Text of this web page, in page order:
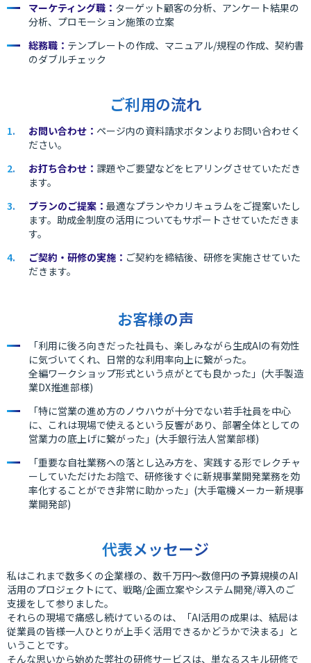
マーケティング職： ターゲット顧客の分析、アンケート結果の
分析、プロモーション施策の立案
総務職： テンプレートの作成、マニュアル/規程の作成、契約書
のダブルチェック
ご利用の流れ
お問い合わせ： ページ内の資料請求ボタンよりお問い合わせく
ださい。
お打ち合わせ： 課題やご要望などをヒアリングさせていただき
ます。
プランのご提案： 最適なプランやカリキュラムをご提案いたし
ます。助成金制度の活用についてもサポートさせていただきま
す。
ご契約・研修の実施： ご契約を締結後、研修を実施させていた
だきます。
お客様の声
「利用に後ろ向きだった社員も、楽しみながら生成AIの有効性
に気づいてくれ、日常的な利用率向上に繋がった。
全編ワークショップ形式という点がとても良かった」(大手製造
業DX推進部様)
「特に営業の進め方のノウハウが十分でない若手社員を中心
に、これは現場で使えるという反響があり、部署全体としての
営業力の底上げに繋がった」(大手銀行法人営業部様)
「重要な自社業務への落とし込み方を、実践する形でレクチャ
ーしていただけたお陰で、研修後すぐに新規事業開発業務を効
率化することができ非常に助かった」(大手電機メーカー新規事
業開発部)
代表メッセージ
私はこれまで数多くの企業様の、数千万円〜数億円の予算規模のAI
活用のプロジェクトにて、戦略/企画立案やシステム開発/導入のご
支援をして参りました。
それらの現場で痛感し続けているのは、「AI活用の成果は、結局は
従業員の皆様一人ひとりが上手く活用できるかどうかで決まる」と
いうことです。
そんな思いから始めた弊社の研修サービスは、単なるスキル研修で